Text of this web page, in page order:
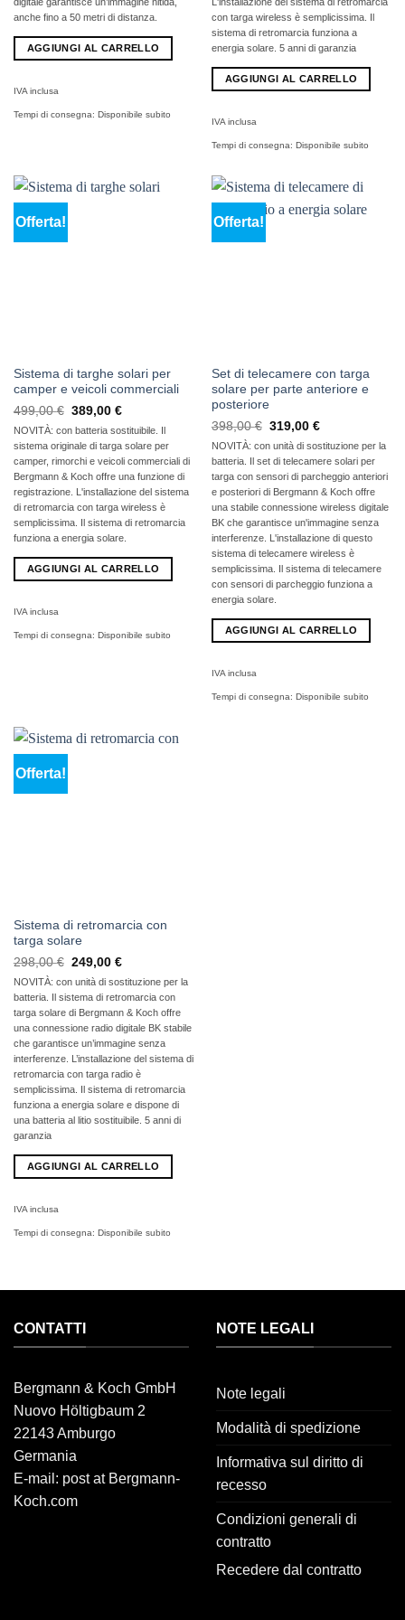
anche fino a 50 metri di distanza.
AGGIUNGI AL CARRELLO
IVA inclusa
Tempi di consegna: Disponibile subito
con targa wireless è semplicissima. Il
sistema di retromarcia funziona a
energia solare. 5 anni di garanzia
AGGIUNGI AL CARRELLO
IVA inclusa
Tempi di consegna: Disponibile subito
Offerta!
Sistema di targhe solari per
camper e veicoli commerciali
499,00€ Il
originale
era:
499,00
€
389,00 €Il
attuale
è:
389,00
€.
NOVITÀ: con batteria sostituibile. Il
sistemaoriginale di targa solare per
camper, rimorchi e veicoli commercialidi
Bergmann & Koch offre una funzione di
registrazione. L'installazione del sistema
di retromarcia con targa wireless è
semplicissima. Il sistema di retromarcia
funziona a energia solare.
AGGIUNGI AL CARRELLO
IVA inclusa
Tempi di consegna: Disponibile subito
Offerta!
Set di telecamere con targa
solare per parte anteriore e
posteriore
398,00€ Il
originale
era:
398,00
€
319,00 €Il
attuale
è:
319,00
€.
NOVITÀ: con unità di sostituzione per la
batteria. Il set di telecamere solari per
targa con sensori di parcheggio anteriori
e posteriori di Bergmann & Koch offre
una stabile connessione wireless digitale
BK che garantisce un'immagine senza
interferenze. L'installazione di questo
sistema di telecamere wireless è
semplicissima. Il sistema di telecamere
con sensori di parcheggio funziona a
energia solare.
AGGIUNGI AL CARRELLO
IVA inclusa
Tempi di consegna: Disponibile subito
Offerta!
Sistema di retromarcia con
targa solare
298,00€ Il
originale
era:
298,00
€
249,00 €Il
attuale
è:
249,00
€.
NOVITÀ: con unità di sostituzione per la
batteria. Il sistema di retromarcia con
targa solare di Bergmann & Koch offre
una connessione radio digitale BK stabile
che garantisce un’immagine senza
interferenze. L’installazione del sistema di
retromarcia con targa radio è
semplicissima. Il sistema di retromarcia
funziona a energia solare e dispone di
una batteria al litio sostituibile. 5 anni di
garanzia
AGGIUNGI AL CARRELLO
IVA inclusa
Tempi di consegna: Disponibile subito
CONTATTI
Bergmann & Koch GmbH
Nuovo Höltigbaum 2
22143 Amburgo
Germania
E-mail: post at Bergmann-
Koch.com
NOTE LEGALI
Note legali
Modalità di spedizione
Informativa sul diritto di
recesso
Condizioni generali di
contratto
Recedere dal contratto